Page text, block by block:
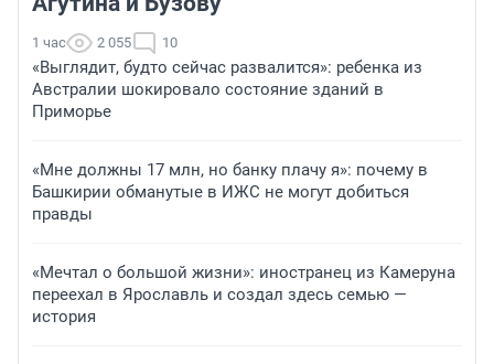
1 час 2 055 10
«Выглядит, будто сейчас развалится»: ребенка из
Австралии шокировало состояние зданий в
Приморье
«Мне должны 17 млн, но банку плачу я»: почему в
Башкирии обманутые в ИЖС не могут добиться
правды
«Мечтал о большой жизни»: иностранец из Камеруна
переехал в Ярославль и создал здесь семью —
история